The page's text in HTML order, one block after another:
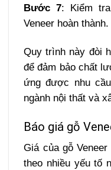
Bước 7: Kiểm
Veneer hoàn thành.
Quy trình này đòi
để đảm bảo chất
ứng được nhu
ngành nội thất và
Báo giá gỗ
Giá của gỗ
theo nhiều yếu tố